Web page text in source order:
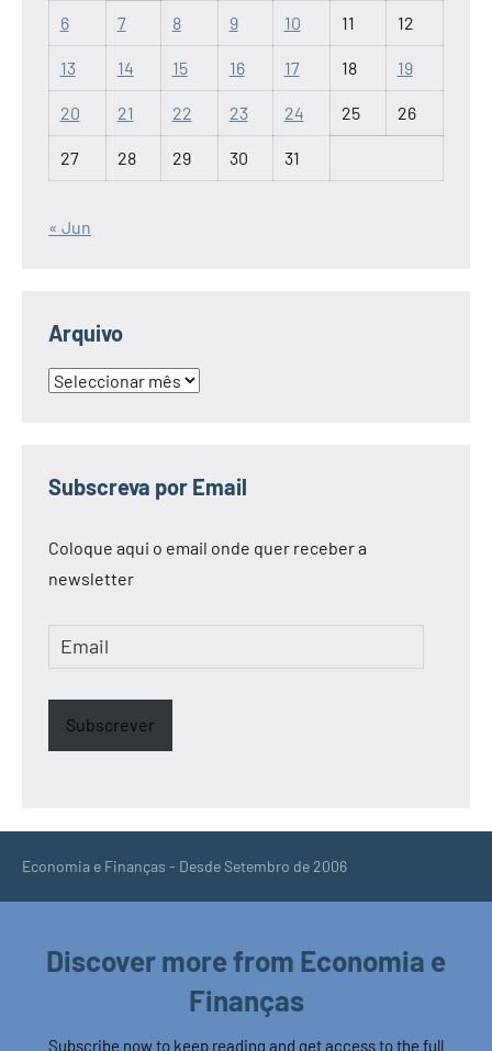
6 7 8 9 10 11 12
13 14 15 16 17 18 19
20 21 22 23 24 25 26
27 28 29 30 31
« Jun
Arquivo
Arquivo
Subscreva por Email
Coloque aqui o email onde quer receber a
newsletter
Email
Subscrever
Economia e Finanças - Desde Setembro de 2006
Discover more from Economia e
Finanças
Subscribe now to keep reading and get access to the full